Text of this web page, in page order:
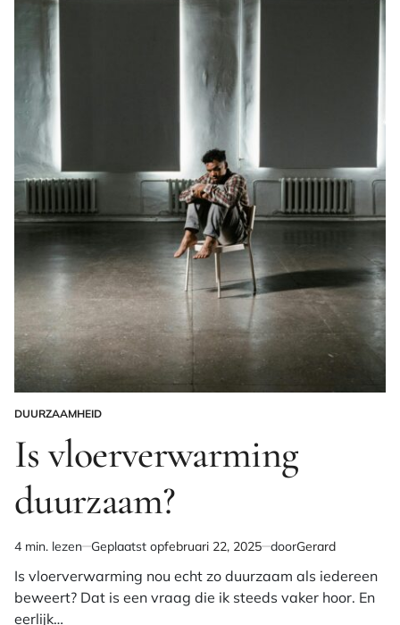
echt
duurzaam?
GEPLAATST
DUURZAAMHEID
Is vloerverwarming
duurzaam?
Geschatte
leestijd
4 min. lezen Geplaatst opfebruari 22, 2025 doorGerard
Is vloerverwarming nou echt zo duurzaam als iedereen
beweert? Dat is een vraag die ik steeds vaker hoor. En
eerlijk…